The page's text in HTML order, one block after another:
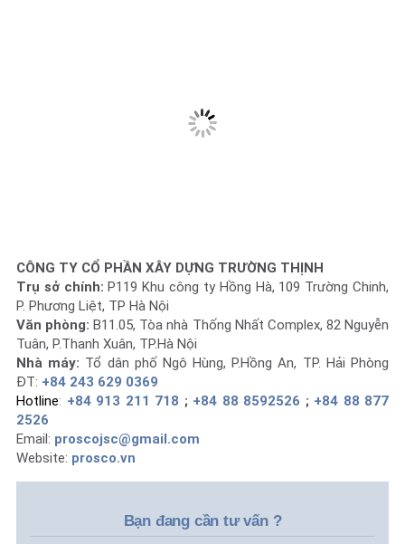
CÔNG TY CỔ PHẦN XÂY DỰNG TRƯỜNG THỊNH
Trụ sở chính: P119 Khu công ty Hồng Hà, 109 Trường Chinh,
P. Phương Liệt, TP Hà Nội
Văn phòng: B11.05, Tòa nhà Thống Nhất Complex, 82 Nguyễn
Tuân, P.Thanh Xuân, TP.Hà Nội
Nhà máy: Tổ dân phố Ngô Hùng, P.Hồng An, TP. Hải Phòng
ĐT: +84 243 629 0369
Hotline: +84 913 211 718 ; +84 88 8592526 ; +84 88 877
2526
Email: proscojsc@gmail.com
Website: prosco.vn
Bạn đang cần tư vấn ?